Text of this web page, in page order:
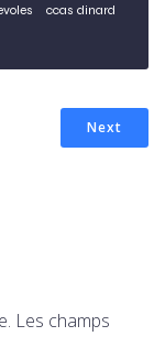
ccas dinard
Next
Les champs